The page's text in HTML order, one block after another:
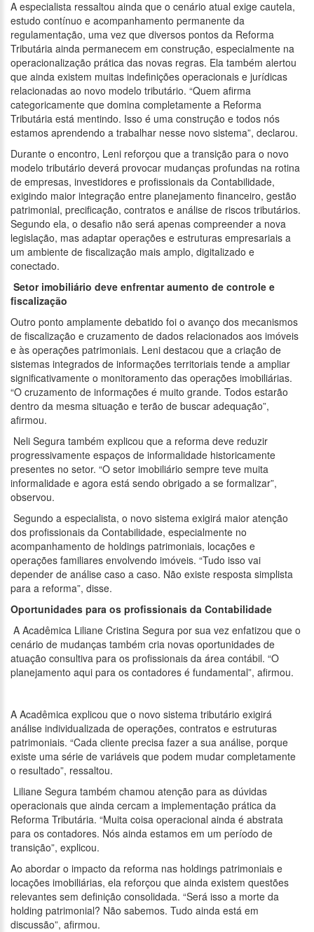
A especialista ressaltou ainda que o cenário atual exige cautela,
estudo contínuo e acompanhamento permanente da
regulamentação, uma vez que diversos pontos da Reforma
Tributária ainda permanecem em construção, especialmente na
operacionalização prática das novas regras. Ela também alertou
que ainda existem muitas indefinições operacionais e jurídicas
relacionadas ao novo modelo tributário. “Quem afirma
categoricamente que domina completamente a Reforma
Tributária está mentindo. Isso é uma construção e todos nós
estamos aprendendo a trabalhar nesse novo sistema”, declarou.
Durante o encontro, Leni reforçou que a transição para o novo
modelo tributário deverá provocar mudanças profundas na rotina
de empresas, investidores e profissionais da Contabilidade,
exigindo maior integração entre planejamento financeiro, gestão
patrimonial, precificação, contratos e análise de riscos tributários.
Segundo ela, o desafio não será apenas compreender a nova
legislação, mas adaptar operações e estruturas empresariais a
um ambiente de fiscalização mais amplo, digitalizado e
conectado.
Setor imobiliário deve enfrentar aumento de controle e
fiscalização
Outro ponto amplamente debatido foi o avanço dos mecanismos
de fiscalização e cruzamento de dados relacionados aos imóveis
e às operações patrimoniais. Leni destacou que a criação de
sistemas integrados de informações territoriais tende a ampliar
significativamente o monitoramento das operações imobiliárias.
“O cruzamento de informações é muito grande. Todos estarão
dentro da mesma situação e terão de buscar adequação”,
afirmou.
Neli Segura também explicou que a reforma deve reduzir
progressivamente espaços de informalidade historicamente
presentes no setor. “O setor imobiliário sempre teve muita
informalidade e agora está sendo obrigado a se formalizar”,
observou.
Segundo a especialista, o novo sistema exigirá maior atenção
dos profissionais da Contabilidade, especialmente no
acompanhamento de holdings patrimoniais, locações e
operações familiares envolvendo imóveis. “Tudo isso vai
depender de análise caso a caso. Não existe resposta simplista
para a reforma”, disse.
Oportunidades para os profissionais da Contabilidade
A Acadêmica Liliane Cristina Segura por sua vez enfatizou que o
cenário de mudanças também cria novas oportunidades de
atuação consultiva para os profissionais da área contábil. “O
planejamento aqui para os contadores é fundamental”, afirmou.
A Acadêmica explicou que o novo sistema tributário exigirá
análise individualizada de operações, contratos e estruturas
patrimoniais. “Cada cliente precisa fazer a sua análise, porque
existe uma série de variáveis que podem mudar completamente
o resultado”, ressaltou.
Liliane Segura também chamou atenção para as dúvidas
operacionais que ainda cercam a implementação prática da
Reforma Tributária. “Muita coisa operacional ainda é abstrata
para os contadores. Nós ainda estamos em um período de
transição”, explicou.
Ao abordar o impacto da reforma nas holdings patrimoniais e
locações imobiliárias, ela reforçou que ainda existem questões
relevantes sem definição consolidada. “Será isso a morte da
holding patrimonial? Não sabemos. Tudo ainda está em
discussão”, afirmou.